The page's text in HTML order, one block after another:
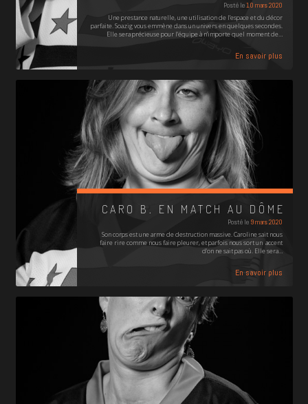
Posté le10 mars 2020
Une prestance naturelle, une utilisation de l’espace et du décor
parfaite. Soazig vous emmène dans un univers en quelques secondes.
Elle sera précieuse pour l’équipe à n’importe quel moment de…
En savoir plus
CARO B. EN MATCH AU DÔME
Posté le 9 mars 2020
Son corps est une arme de destruction massive. Caroline sait nous
faire rire comme nous faire pleurer, et parfois nous sort un accent
d'on ne sait pas où. Elle sera…
En savoir plus